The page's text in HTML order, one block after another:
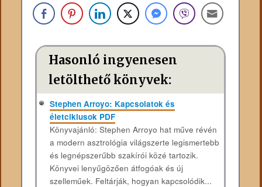
Hasonló ingyenesen
letölthető könyvek:
Stephen Arroyo: Kapcsolatok és
életciklusok PDF
Könyvajánló: Stephen Arroyo hat műve révén
a modern asztrológia világszerte legismertebb
és legnépszerűbb szakírói közé tartozik.
Könyvei lenyűgözően átfogóak és új
szelleműek. Feltárják, hogyan kapcsolódik...